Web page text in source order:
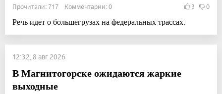
Прочитали: 717 Комментарии: 0 3 0
Речь идет о большегрузах на федеральных трассах.
12:32, 8 авг 2026
В Магнитогорске ожидаются жаркие
выходные